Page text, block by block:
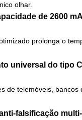
olhar.
de 2600
prolonga o
universal do tipo C
de telemóveis,
falsificação